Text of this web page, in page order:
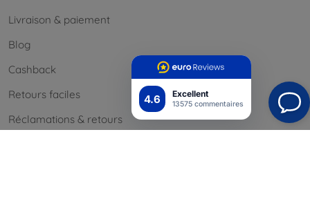
4.6 Excellent
13575 commentaires
Livraison & paiement
Blog
Cashback
Retours faciles
Réclamations & retours